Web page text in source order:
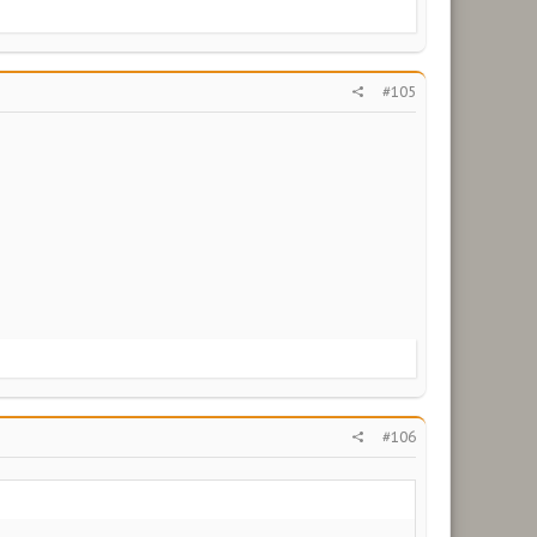
#105
#106